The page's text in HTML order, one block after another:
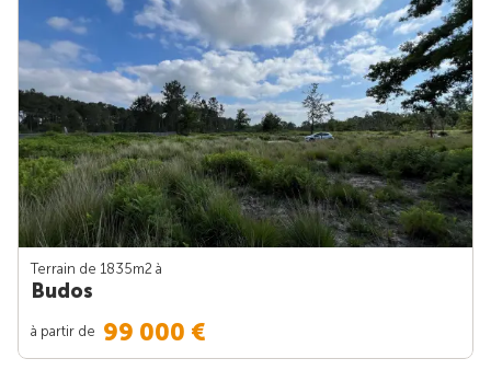
Terrain de 1835m2 à
Budos
à partir de 99 000 €